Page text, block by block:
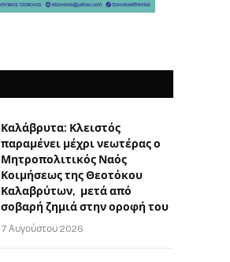
Καλάβρυτα: Κλειστός
παραμένει μέχρι νεωτέρας ο
Μητροπολιτικός Ναός
Κοιμήσεως της Θεοτόκου
Καλαβρύτων, μετά από
σοβαρή ζημιά στην οροφή του
7 Αυγούστου 2026